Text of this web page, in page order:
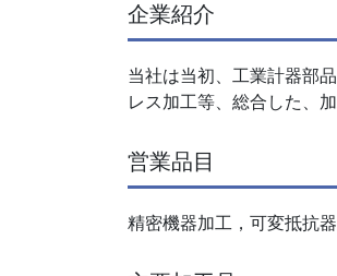
企業紹介
当社は当初、工業計器部
レス加工等、総合した、
営業品目
精密機器加工，可変抵抗